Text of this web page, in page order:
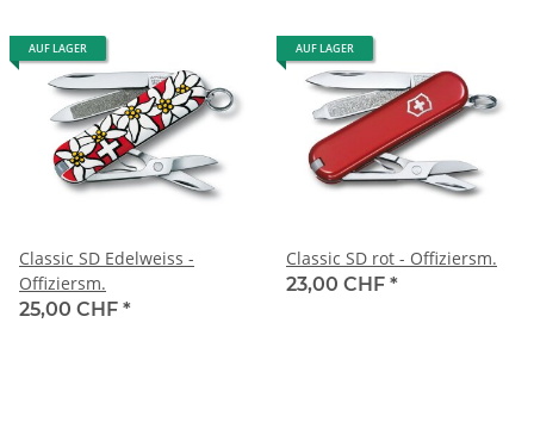
AUF LAGER
Classic SD Edelweiss -
Offiziersm.
25,00 CHF *
AUF LAGER
Classic SD rot - Offiziersm.
23,00 CHF *